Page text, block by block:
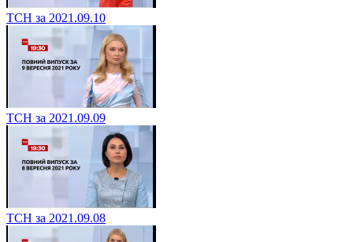
ТСН за 2021.09.10
ТСН за 2021.09.09
ТСН за 2021.09.08